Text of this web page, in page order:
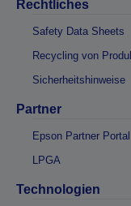
Rechtliches
Safety Data Sheets
Recycling von
Sicherheitshinweise
Partner
Epson Partner Portal
LPGA
Technologien